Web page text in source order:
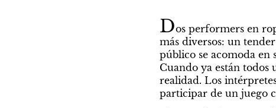
Dos performers en
más diversos: un
público se acomoda en
Cuando ya están
realidad. Los
participar de un juego